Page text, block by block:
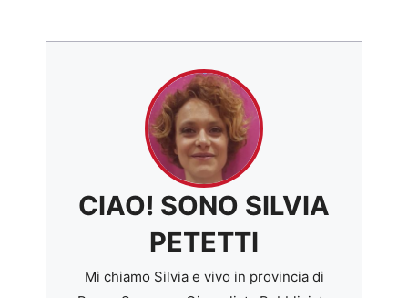
CIAO! SONO SILVIA
PETETTI
Mi chiamo Silvia e vivo in provincia di